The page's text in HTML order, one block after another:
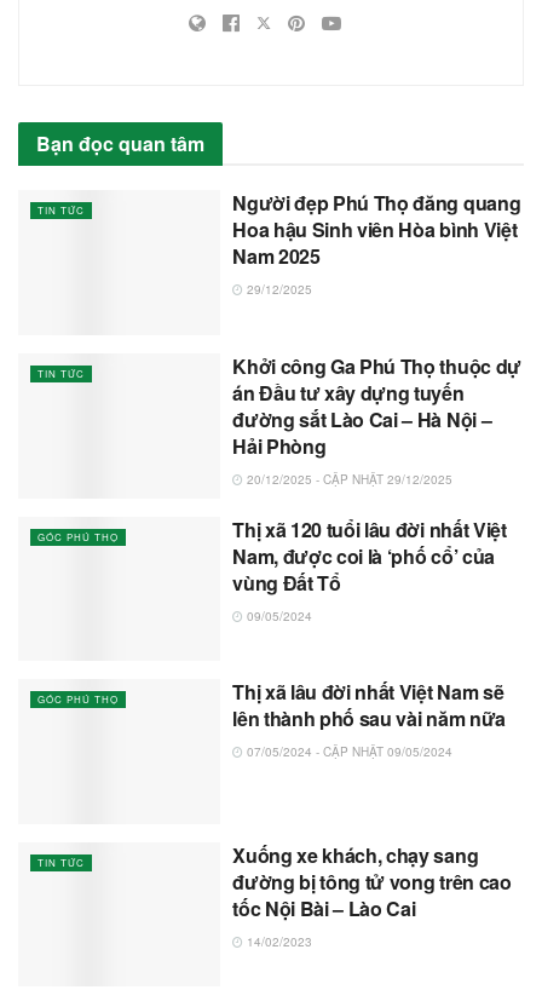
Bạn đọc quan tâm
TIN TỨC
Người đẹp Phú Thọ đăng quang
Hoa hậu Sinh viên Hòa bình Việt
Nam 2025
29/12/2025
TIN TỨC
Khởi công Ga Phú Thọ thuộc dự
án Đầu tư xây dựng tuyến
đường sắt Lào Cai – Hà Nội –
Hải Phòng
20/12/2025 - CẬP NHẬT 29/12/2025
GÓC PHÚ THỌ
Thị xã 120 tuổi lâu đời nhất Việt
Nam, được coi là ‘phố cổ’ của
vùng Đất Tổ
09/05/2024
GÓC PHÚ THỌ
Thị xã lâu đời nhất Việt Nam sẽ
lên thành phố sau vài năm nữa
07/05/2024 - CẬP NHẬT 09/05/2024
TIN TỨC
Xuống xe khách, chạy sang
đường bị tông tử vong trên cao
tốc Nội Bài – Lào Cai
14/02/2023